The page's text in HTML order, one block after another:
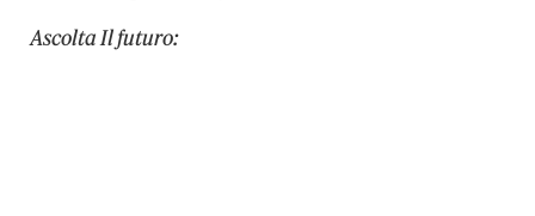
Ascolta Il futuro: